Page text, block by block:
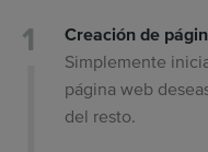
Creación de
Simplemente
página web
del resto.